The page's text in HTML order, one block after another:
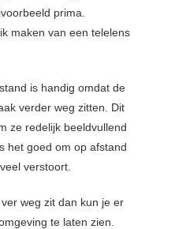
prima.
maken van een telelens
is handig omdat de
verder weg zitten. Dit
ze redelijk beeldvullend
het goed om op afstand
verstoort.
weg zit dan kun je er
te laten zien.